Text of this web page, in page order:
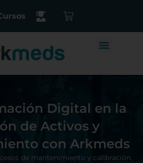
Digital en la
de Activos y
con Arkmeds
de mantenimiento y calibración,